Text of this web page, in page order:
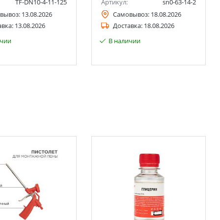
TF-DN10-4-11-125
13.08.2026
13.08.2026
Артикул:
sn0-63-14-2
Самовывоз: 18.08.2026
Доставка: 18.08.2026
В наличии